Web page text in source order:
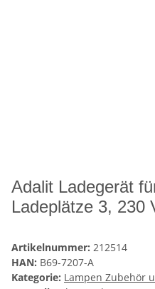
Adalit Ladegerät
Ladeplätze 3, 230
Artikelnummer: 212514
HAN: B69-7207-A
Kategorie: Lampen Zubehör